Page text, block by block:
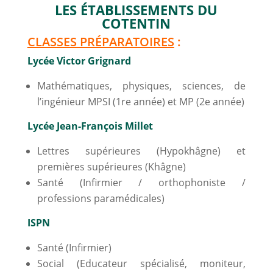
LES ÉTABLISSEMENTS DU
COTENTIN
CLASSES PRÉPARATOIRES :
Lycée Victor Grignard
Mathématiques, physiques, sciences, de
l’ingénieur MPSI (1re année) et MP (2e année)
Lycée Jean-François Millet
Lettres supérieures (Hypokhâgne) et
premières supérieures (Khâgne)
Santé (Infirmier / orthophoniste /
professions paramédicales)
ISPN
Santé (Infirmier)
Social (Educateur spécialisé, moniteur,